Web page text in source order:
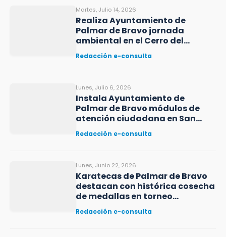
Martes, Julio 14, 2026
Realiza Ayuntamiento de
Palmar de Bravo jornada
ambiental en el Cerro del
Ameyal
Redacción e-consulta
Lunes, Julio 6, 2026
Instala Ayuntamiento de
Palmar de Bravo módulos de
atención ciudadana en San
Miguel Esperilla
Redacción e-consulta
Lunes, Junio 22, 2026
Karatecas de Palmar de Bravo
destacan con histórica cosecha
de medallas en torneo
intermunicipal
Redacción e-consulta